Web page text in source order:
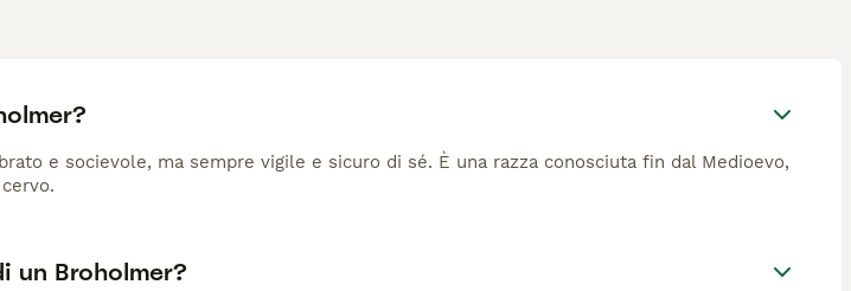
e socievole, ma sempre vigile e sicuro di sé. È una razza conosciuta fin dal Medioevo,
un Broholmer?